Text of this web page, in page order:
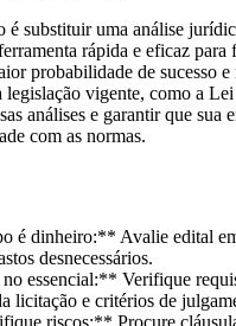
é substituir uma análise
rápida e eficaz para
probabilidade de sucesso
legislação vigente, como a
análises e garantir que sua
com as normas.
é dinheiro:** Avalie edital
desnecessários.
essencial:** Verifique
licitação e critérios de
riscos:** Procure